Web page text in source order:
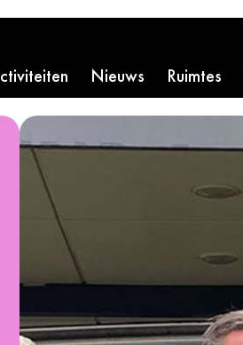
Nieuws Ruimtes